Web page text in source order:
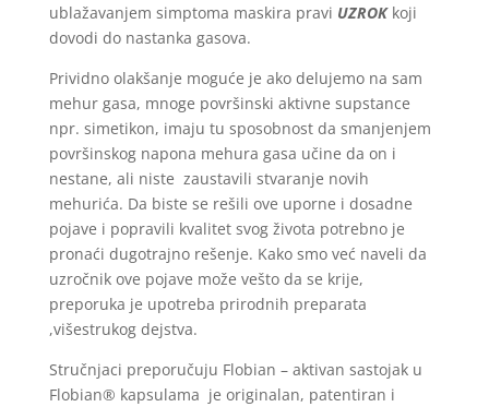
ublažavanjem simptoma maskira pravi UZROKkoji
dovodi do nastanka gasova.
Prividno olakšanje moguće je ako delujemo na sam
mehur gasa, mnoge površinski aktivne supstance
npr. simetikon, imaju tu sposobnost da smanjenjem
površinskog napona mehura gasa učine da on i
nestane, ali niste zaustavili stvaranje novih
mehurića. Da biste se rešili ove uporne i dosadne
pojave i popravili kvalitet svog života potrebno je
pronaći dugotrajno rešenje. Kako smo već naveli da
uzročnik ove pojave može vešto da se krije,
preporuka je upotreba prirodnih preparata
,višestrukog dejstva.
Stručnjaci preporučuju Flobian – aktivan sastojak u
Flobian® kapsulama je originalan, patentiran i